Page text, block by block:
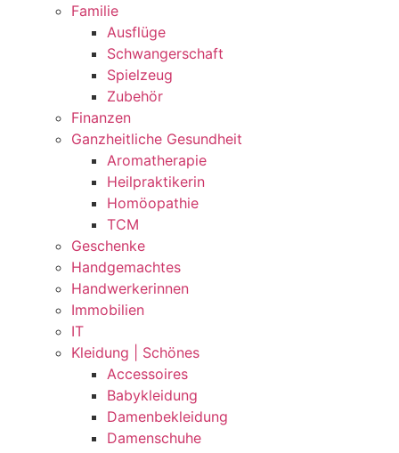
Familie
Ausflüge
Schwangerschaft
Spielzeug
Zubehör
Finanzen
Ganzheitliche Gesundheit
Aromatherapie
Heilpraktikerin
Homöopathie
TCM
Geschenke
Handgemachtes
Handwerkerinnen
Immobilien
IT
Kleidung | Schönes
Accessoires
Babykleidung
Damenbekleidung
Damenschuhe